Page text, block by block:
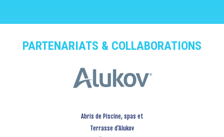
PARTENARIATS & COLLABORATIONS
Abris de Piscine, spas et
Terrasse d’Alukov